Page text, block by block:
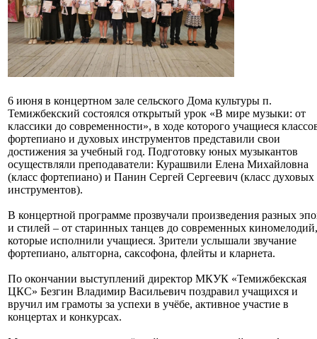
6 июня в концертном зале сельского Дома культуры п.
Темижбекский состоялся открытый урок «В мире музыки: от
классики до современности», в ходе которого учащиеся
фортепиано и духовых инструментов представили свои
достижения за учебный год. Подготовку юных музыкантов
осуществляли преподаватели: Курашвили Елена Михайловна
(класс фортепиано) и Панин Сергей Сергеевич (класс духовых
инструментов).
В концертной программе прозвучали произведения разных
и стилей – от старинных танцев до современных киномелодий,
которые исполнили учащиеся. Зрители услышали звучание
фортепиано, альтгорна, саксофона, флейты и кларнета.
По окончании выступлений директор МКУК «Темижбекская
ЦКС» Безгин Владимир Васильевич поздравил учащихся и
вручил им грамоты за успехи в учёбе, активное участие в
концертах и конкурсах.